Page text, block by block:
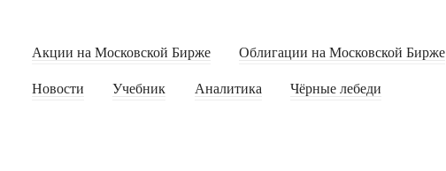
Акции на Московской Бирже Облигации на Московской Бирже
Новости Учебник Аналитика Чёрные лебеди